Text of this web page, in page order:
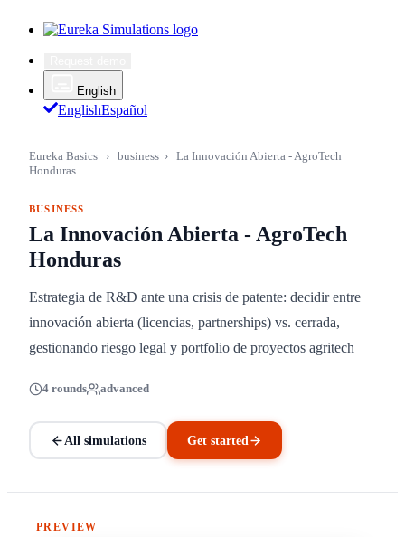
English
EnglishEspañol
Eureka Basics › business › La Innovación Abierta - AgroTech
Honduras
BUSINESS
La Innovación Abierta - AgroTech
Honduras
Estrategia de R&D ante una crisis de patente: decidir entre
innovación abierta (licencias, partnerships) vs. cerrada,
gestionando riesgo legal y portfolio de proyectos agritech
4 rounds advanced
All simulations Get started
PREVIEW